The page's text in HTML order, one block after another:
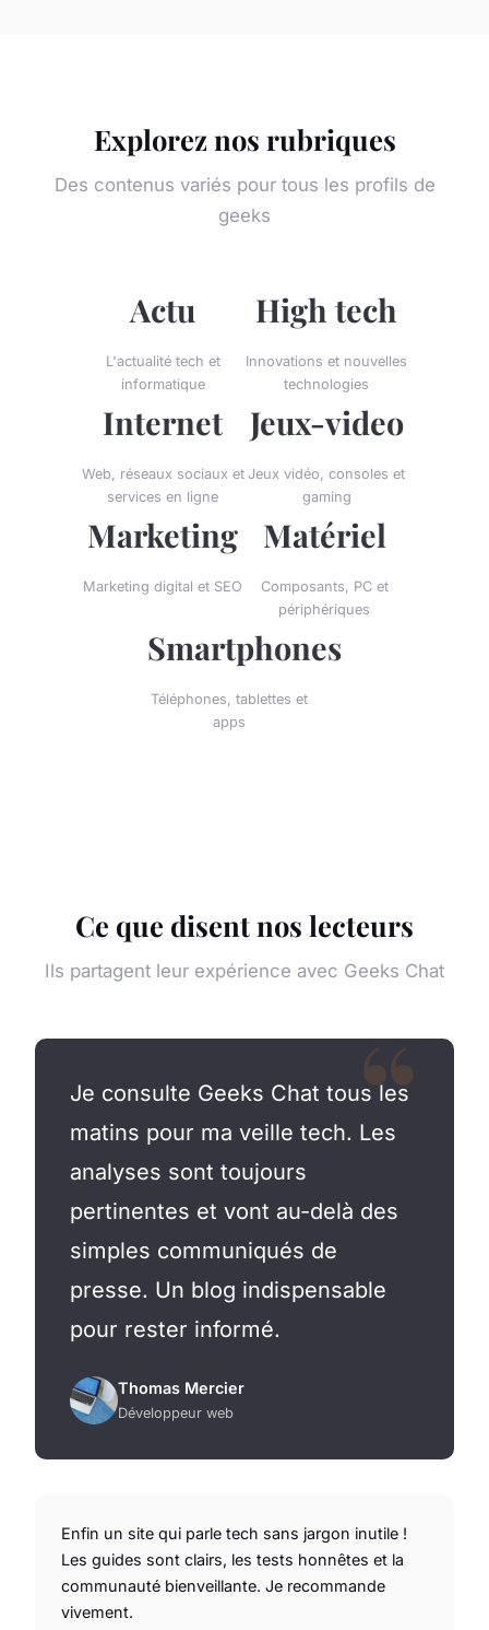
Explorez nos rubriques
Des contenus variés pour tous les profils de
geeks
Actu
L'actualité tech et
informatique
High tech
Innovations et nouvelles
technologies
Internet
Web, réseaux sociaux et
services en ligne
Jeux-video
Jeux vidéo, consoles et
gaming
Marketing
Marketing digital et SEO
Matériel
Composants, PC et
périphériques
Smartphones
Téléphones, tablettes et
apps
Ce que disent nos lecteurs
Ils partagent leur expérience avec Geeks Chat
Je consulte Geeks Chat tous les
matins pour ma veille tech. Les
analyses sont toujours
pertinentes et vont au-delà des
simples communiqués de
presse. Un blog indispensable
pour rester informé.
Thomas Mercier
Développeur web
Enfin un site qui parle tech sans jargon inutile !
Les guides sont clairs, les tests honnêtes et la
communauté bienveillante. Je recommande
vivement.